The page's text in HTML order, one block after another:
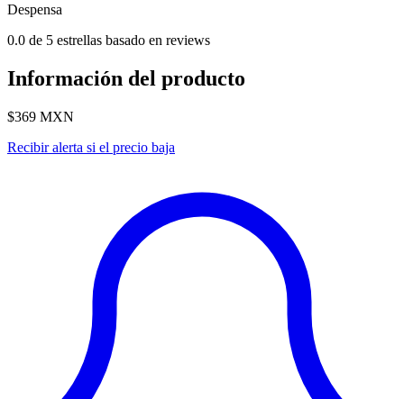
Despensa
0.0 de 5 estrellas basado en reviews
Información del producto
$369 MXN
Recibir alerta si el precio baja